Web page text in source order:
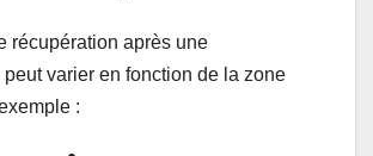
récupération après une
peut varier en fonction de la zone
: